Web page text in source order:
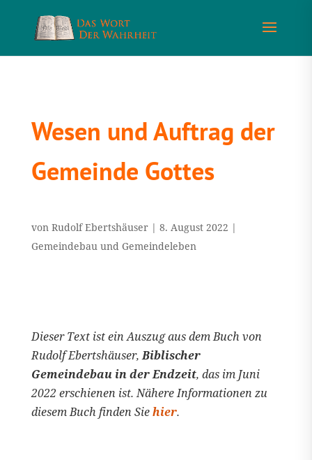
Wesen und Auftrag der
Gemeinde Gottes
von Rudolf Ebertshäuser| 8. August 2022 |
Gemeindebau und Gemeindeleben
Dieser Text ist ein Auszug aus dem Buch von
Rudolf Ebertshäuser,Biblischer
Gemeindebau in der Endzeit, das im Juni
2022 erschienen ist. Nähere Informationen zu
diesem Buch finden Siehier.